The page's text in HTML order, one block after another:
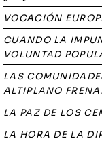
VOCACIÓN
CUANDO LA
VOLUNTAD
LAS
ALTIPLANO
LA PAZ DE LOS
LA HORA DE LA